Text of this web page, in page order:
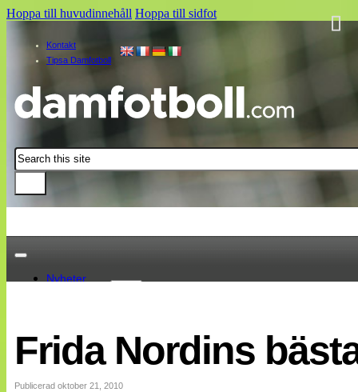
Hoppa till huvudinnehåll Hoppa till sidfot
Kontakt
Tipsa Damfotboll
Sök
Nyheter
Landslaget
EM 2013
Internationellt
Bildreportage
Frida Nordins
Publicerad oktober 21, 2010